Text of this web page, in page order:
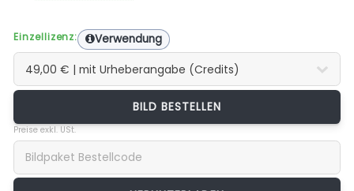
Einzellizenz: Verwendung
BILD BESTELLEN
Preise exkl. USt.